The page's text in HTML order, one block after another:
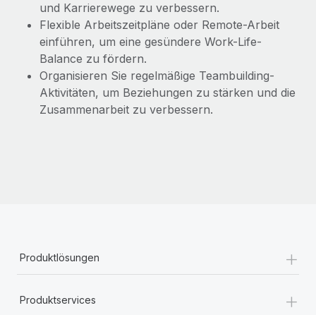
und Karrierewege zu verbessern.
Flexible Arbeitszeitpläne oder Remote-Arbeit
einführen, um eine gesündere Work-Life-
Balance zu fördern.
Organisieren Sie regelmäßige Teambuilding-
Aktivitäten, um Beziehungen zu stärken und die
Zusammenarbeit zu verbessern.
Produktlösungen +
Produktservices +